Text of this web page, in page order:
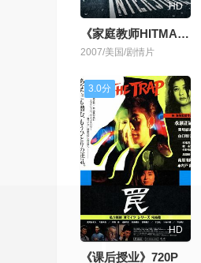
HD
《家庭教师HITMAN REBORN!》中字头
2007/美国/剧情片
3.0分
HD
《课后授业》720P